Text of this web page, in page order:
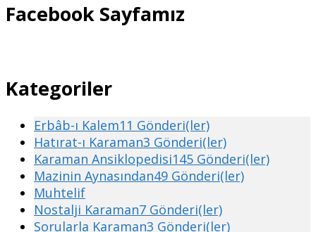
Facebook Sayfamız
Kategoriler
Erbâb-ı Kalem11 Gönderi(ler)
Hatırat-ı Karaman3 Gönderi(ler)
Karaman Ansiklopedisi145 Gönderi(ler)
Mazinin Aynasından49 Gönderi(ler)
Muhtelif
Nostalji Karaman7 Gönderi(ler)
Sorularla Karaman3 Gönderi(ler)